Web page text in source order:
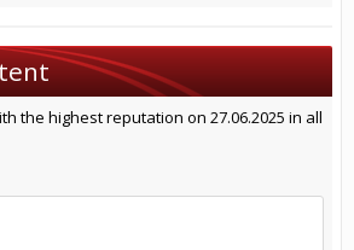
the highest reputation on 27.06.2025 in all